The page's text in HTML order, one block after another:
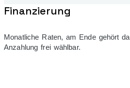
Finanzierung
Monatliche Raten, am Ende gehört
Anzahlung frei wählbar.